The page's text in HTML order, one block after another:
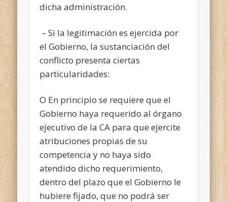
dicha administración.
– Si la legitimación es ejercida por
el Gobierno, la sustanciación del
conflicto presenta ciertas
particularidades:
O En principio se requiere que el
Gobierno haya requerido al órgano
ejecutivo de la CA para que ejercite
atribuciones propias de su
competencia y no haya sido
atendido dicho requerimiento,
dentro del plazo que el Gobierno le
hubiere fijado, que no podrá ser